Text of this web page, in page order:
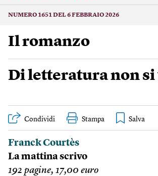
NUMERO 1651 DEL 6 FEBBRAIO 2026
Il romanzo
Di letteratura non si
Condividi Stampa
Franck Courtès
La mattina scrivo
192 pagine, 17,00 euro